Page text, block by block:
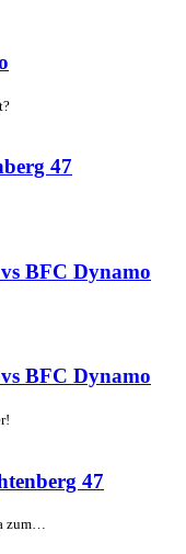
47
BFC Dynamo
BFC Dynamo
47
zum…